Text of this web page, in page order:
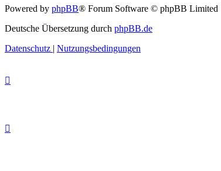
Powered by phpBB® Forum Software © phpBB Limited
Deutsche Übersetzung durch phpBB.de
Datenschutz | Nutzungsbedingungen